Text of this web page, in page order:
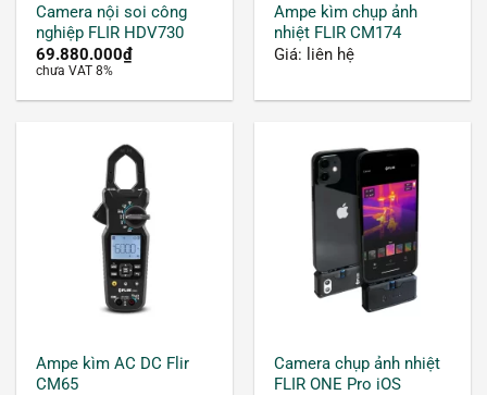
Camera nội soi công
nghiệp FLIR HDV730
69.880.000₫
chưa VAT 8%
Ampe kìm chụp ảnh
nhiệt FLIR CM174
Giá: liên hệ
Ampe kìm AC DC Flir
CM65
Camera chụp ảnh nhiệt
FLIR ONE Pro iOS